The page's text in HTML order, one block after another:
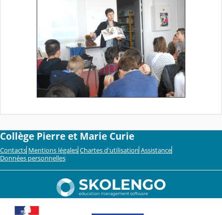
Collège Pierre et Marie Curie
Contacts Mentions légales Chartes d'utilisation Assistance
Données personnelles